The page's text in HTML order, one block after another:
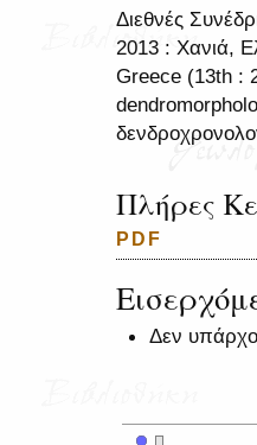
Διεθνές
2013 : Χανιά,
Greece (13th :
Πλήρες
PDF
Δεν